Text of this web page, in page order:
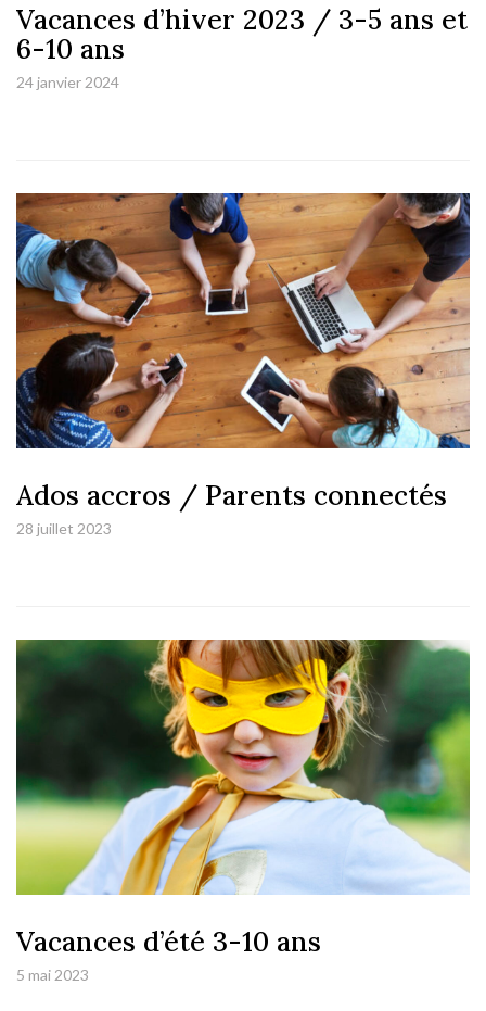
Vacances d’hiver 2023 / 3-5 ans et
6-10 ans
24 janvier 2024
Ados accros / Parents connectés
28 juillet 2023
Vacances d’été 3-10 ans
5 mai 2023